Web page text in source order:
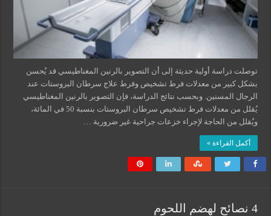
توصلت دراسة أولية حديثة إلى أن التصوير بالرنين المغناطيسي قد يُحسن
بشكل كبير من معدلات فرط تشخيص وفرط علاج سرطان البروستات عند
الرجال المسنين. وبحسب نتائج الدراسة، فإن التصوير بالرنين المغناطيسي
يُقلل من معدلات فرط تشخيص سرطان البروستات بنسبة 50 في المائة،
ويُقلل من الحاجة لإجراء خزعات جراحية غير ضرورية …
أكمل القراءة »
4 نصائح لهضم اللحوم